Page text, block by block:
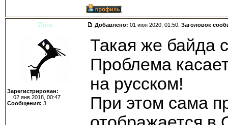
Zico Добавлено: 01 июн 2020, 01:50. Заголовок
Зарегистрирован:
02 янв 2018, 00:47
Сообщения: 3
Такая же байда
Проблема
на русском!
При этом сама